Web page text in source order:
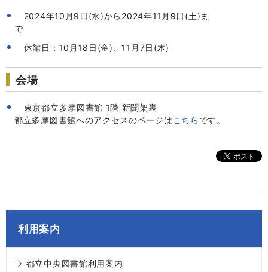
2024年10月9日(水)から2024年11月9日(土)ま
で
休館日：10月18日(金)、11月7日(木)
会場
東京都立多摩図書館 1階 新聞架裏
都立多摩図書館へのアクセスのページは こちら です。
利用案内
都立中央図書館利用案内